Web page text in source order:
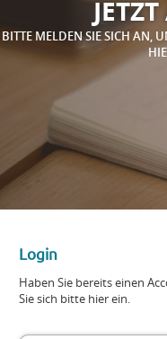
BITTE MELDEN SIE SICH AN,
Login
Haben Sie bereits einen
Sie sich bitte hier ein.